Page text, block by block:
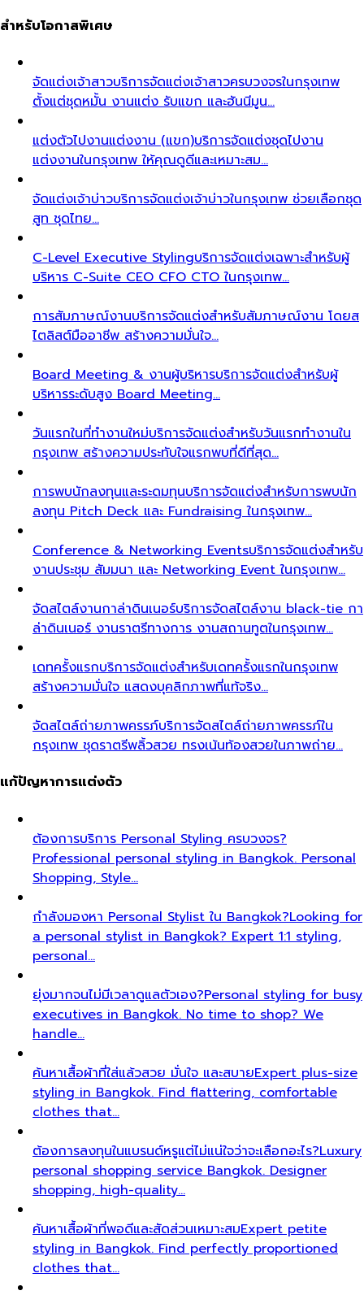
สำหรับโอกาสพิเศษ
จัดแต่งเจ้าสาวบริการจัดแต่งเจ้าสาวครบวงจรในกรุงเทพ
ตั้งแต่ชุดหมั้น งานแต่ง รับแขก และฮันนีมูน…
แต่งตัวไปงานแต่งงาน (แขก)บริการจัดแต่งชุดไปงาน
แต่งงานในกรุงเทพ ให้คุณดูดีและเหมาะสม…
จัดแต่งเจ้าบ่าวบริการจัดแต่งเจ้าบ่าวในกรุงเทพ ช่วยเลือกชุด
สูท ชุดไทย…
C-Level Executive Stylingบริการจัดแต่งเฉพาะสำหรับผู้
บริหาร C-Suite CEO CFO CTO ในกรุงเทพ…
การสัมภาษณ์งานบริการจัดแต่งสำหรับสัมภาษณ์งาน โดยส
ไตลิสต์มืออาชีพ สร้างความมั่นใจ…
Board Meeting & งานผู้บริหารบริการจัดแต่งสำหรับผู้
บริหารระดับสูง Board Meeting…
วันแรกในที่ทำงานใหม่บริการจัดแต่งสำหรับวันแรกทำงานใน
กรุงเทพ สร้างความประทับใจแรกพบที่ดีที่สุด…
การพบนักลงทุนและระดมทุนบริการจัดแต่งสำหรับการพบนัก
ลงทุน Pitch Deck และ Fundraising ในกรุงเทพ…
Conference & Networking Eventsบริการจัดแต่งสำหรับ
งานประชุม สัมมนา และ Networking Event ในกรุงเทพ…
จัดสไตล์งานกาล่าดินเนอร์บริการจัดสไตล์งาน black-tie กา
ล่าดินเนอร์ งานราตรีทางการ งานสถานทูตในกรุงเทพ…
เดทครั้งแรกบริการจัดแต่งสำหรับเดทครั้งแรกในกรุงเทพ
สร้างความมั่นใจ แสดงบุคลิกภาพที่แท้จริง…
จัดสไตล์ถ่ายภาพครรภ์บริการจัดสไตล์ถ่ายภาพครรภ์ใน
กรุงเทพ ชุดราตรีพลิ้วสวย ทรงเน้นท้องสวยในภาพถ่าย…
แก้ปัญหาการแต่งตัว
ต้องการบริการ Personal Styling ครบวงจร?
Professional personal styling in Bangkok. Personal
Shopping, Style…
กำลังมองหา Personal Stylist ใน Bangkok?Looking for
a personal stylist in Bangkok? Expert 1:1 styling,
personal…
ยุ่งมากจนไม่มีเวลาดูแลตัวเอง?Personal styling for busy
executives in Bangkok. No time to shop? We
handle…
ค้นหาเสื้อผ้าที่ใส่แล้วสวย มั่นใจ และสบายExpert plus-size
styling in Bangkok. Find flattering, comfortable
clothes that…
ต้องการลงทุนในแบรนด์หรูแต่ไม่แน่ใจว่าจะเลือกอะไร?Luxury
personal shopping service Bangkok. Designer
shopping, high-quality…
ค้นหาเสื้อผ้าที่พอดีและสัดส่วนเหมาะสมExpert petite
styling in Bangkok. Find perfectly proportioned
clothes that…